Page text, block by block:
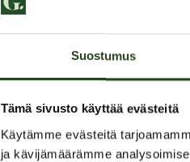
Suostumus
Tämä sivusto käyttää evästeitä
Käytämme evästeitä
ja kävijämäärämme